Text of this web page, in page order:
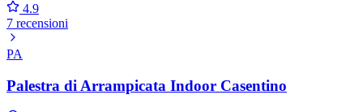
4.9
7 recensioni
PA
Palestra di Arrampicata Indoor Casentino